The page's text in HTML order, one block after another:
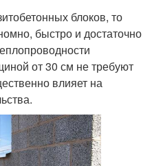
блоков, то
быстро и достаточно
от 30 см не требуют
влияет на